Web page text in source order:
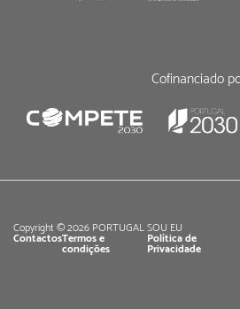
Cofinanciado
Copyright © 2026 PORTUGAL SOU EU
ContactosTermos e
condições
Política de
Privacidade